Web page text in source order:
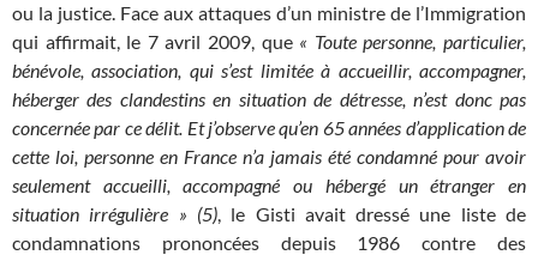
ou la justice. Face aux attaques d’un ministre de l’Immigration
qui affirmait, le 7 avril 2009, que « Toute personne, particulier,
bénévole, association, qui s’est limitée à accueillir, accompagner,
héberger des clandestins en situation de détresse, n’est donc pas
concernée par ce délit. Et j’observe qu’en 65 années d’application de
cette loi, personne en France n’a jamais été condamné pour avoir
seulement accueilli, accompagné ou hébergé un étranger en
situation irrégulière » (5), le Gisti avait dressé une liste de
condamnations prononcées depuis 1986 contre des